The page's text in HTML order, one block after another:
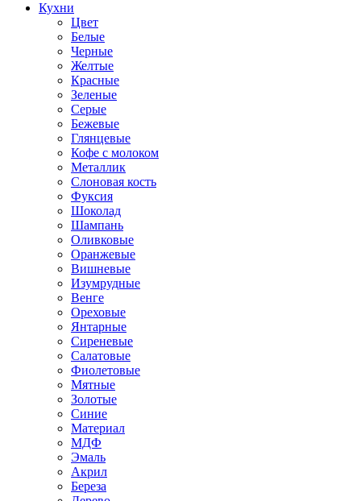
Кухни
Цвет
Белые
Черные
Желтые
Красные
Зеленые
Серые
Бежевые
Глянцевые
Кофе с молоком
Металлик
Слоновая кость
Фуксия
Шоколад
Шампань
Оливковые
Оранжевые
Вишневые
Изумрудные
Венге
Ореховые
Янтарные
Сиреневые
Салатовые
Фиолетовые
Мятные
Золотые
Синие
Материал
МДФ
Эмаль
Акрил
Береза